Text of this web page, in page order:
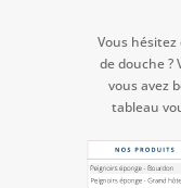
Vous
de douche
vous avez
tableau